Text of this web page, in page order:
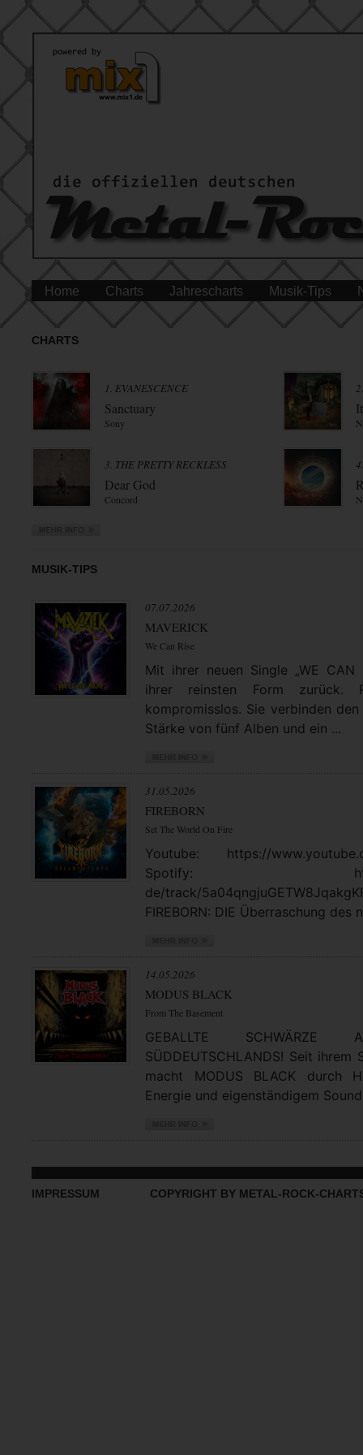
Home Charts Jahrescharts Musik-Tips
CHARTS
1. EVANESCENCE
Sanctuary
Sony
3. THE PRETTY RECKLESS
Dear God
Concord
MUSIK-TIPS
07.07.2026
MAVERICK
We Can Rise
Mit ihrer neuen Single „WE CAN
ihrer reinsten Form zurück.
kompromisslos. Sie verbinden
Stärke von fünf Alben und ein ...
31.05.2026
FIREBORN
Set The World On Fire
Youtube: https://
Spotify: https://
de/track/
FIREBORN: DIE Überraschung des
14.05.2026
MODUS BLACK
From The Basement
GEBALLTE
SÜDDEUTSCHLANDS! Seit
macht MODUS BLACK durch
Energie und eigenständigem
IMPRESSUM COPYRIGHT BY METAL-ROCK-